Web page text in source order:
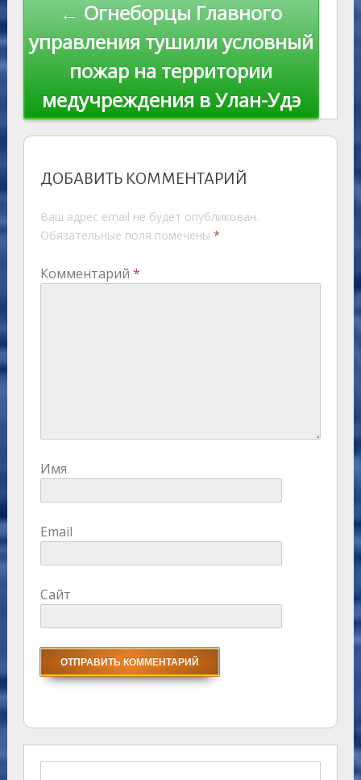
← Огнеборцы Главного
управления тушили условный
пожар на территории
медучреждения в Улан-Удэ
ДОБАВИТЬ КОММЕНТАРИЙ
Ваш адрес email не будет опубликован.
Обязательные поля помечены *
Комментарий *
Имя
Email
Сайт